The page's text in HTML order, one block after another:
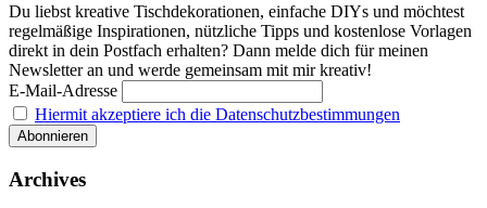
Du liebst kreative Tischdekorationen, einfache DIYs und möchtest
regelmäßige Inspirationen, nützliche Tipps und kostenlose Vorlagen
direkt in dein Postfach erhalten? Dann melde dich für meinen
Newsletter an und werde gemeinsam mit mir kreativ!
E-Mail-Adresse
Hiermit akzeptiere ich die Datenschutzbestimmungen
Archives